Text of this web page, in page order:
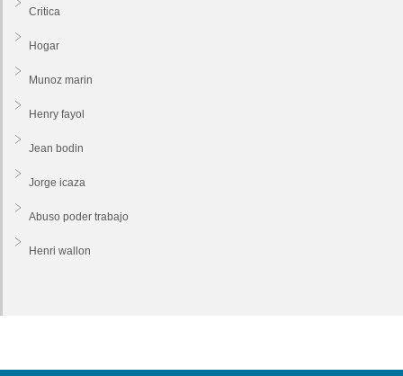
Critica
Hogar
Munoz marin
Henry fayol
Jean bodin
Jorge icaza
Abuso poder trabajo
Henri wallon